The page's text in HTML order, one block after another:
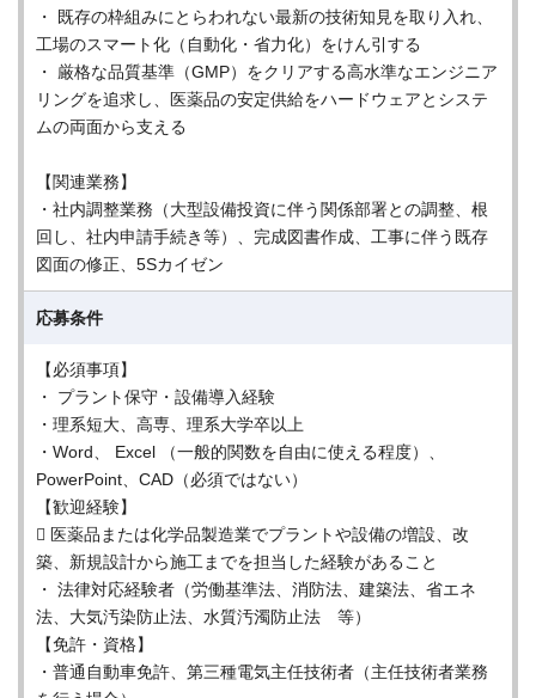
・ 既存の枠組みにとらわれない最新の技術知見を取り入れ、
工場のスマート化（自動化・省力化）をけん引する
・ 厳格な品質基準（GMP）をクリアする高水準なエンジニア
リングを追求し、医薬品の安定供給をハードウェアとシステ
ムの両面から支える
【関連業務】
・社内調整業務（大型設備投資に伴う関係部署との調整、根
回し、社内申請手続き等）、完成図書作成、工事に伴う既存
図面の修正、5Sカイゼン
応募条件
【必須事項】
・ プラント保守・設備導入経験
・理系短大、高専、理系大学卒以上
・Word、 Excel （一般的関数を自由に使える程度）、
PowerPoint、CAD（必須ではない）
【歓迎経験】
 医薬品または化学品製造業でプラントや設備の増設、改
築、新規設計から施工までを担当した経験があること
・ 法律対応経験者（労働基準法、消防法、建築法、省エネ
法、大気汚染防止法、水質汚濁防止法 等）
【免許・資格】
・普通自動車免許、第三種電気主任技術者（主任技術者業務